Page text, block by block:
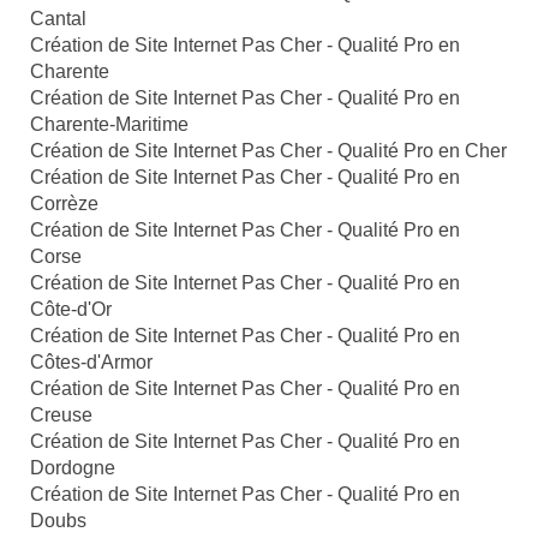
Cantal
Création de Site Internet Pas Cher - Qualité Pro en
Charente
Création de Site Internet Pas Cher - Qualité Pro en
Charente-Maritime
Création de Site Internet Pas Cher - Qualité Pro en Cher
Création de Site Internet Pas Cher - Qualité Pro en
Corrèze
Création de Site Internet Pas Cher - Qualité Pro en
Corse
Création de Site Internet Pas Cher - Qualité Pro en
Côte-d'Or
Création de Site Internet Pas Cher - Qualité Pro en
Côtes-d'Armor
Création de Site Internet Pas Cher - Qualité Pro en
Creuse
Création de Site Internet Pas Cher - Qualité Pro en
Dordogne
Création de Site Internet Pas Cher - Qualité Pro en
Doubs